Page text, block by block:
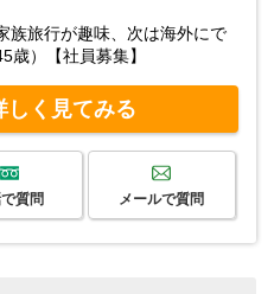
族旅行が趣味、次は海外にで
歳）【社員募集】
しく見てみる
質問 メールで質問